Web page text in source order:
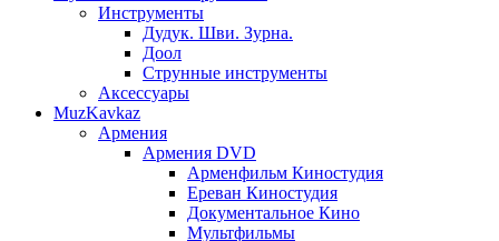
Инструменты
Дудук. Шви. Зурна.
Доол
Струнные инструменты
Аксессуары
MuzKavkaz
Армения
Армения DVD
Арменфильм Киностудия
Ереван Киностудия
Документальное Кино
Мультфильмы